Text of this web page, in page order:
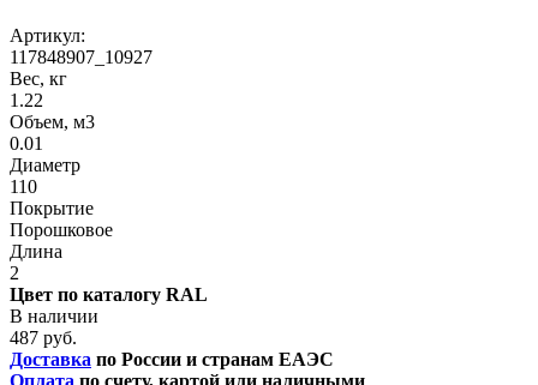
Артикул:
117848907_10927
Вес, кг
1.22
Объем, м3
0.01
Диаметр
110
Покрытие
Порошковое
Длина
2
Цвет по каталогу RAL
В наличии
487 руб.
Доставка по России и странам ЕАЭС
Оплата по счету, картой или наличными